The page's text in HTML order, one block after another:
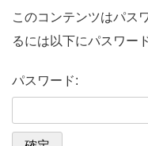
このコンテンツはパス
るには以下にパスワー
パスワード: